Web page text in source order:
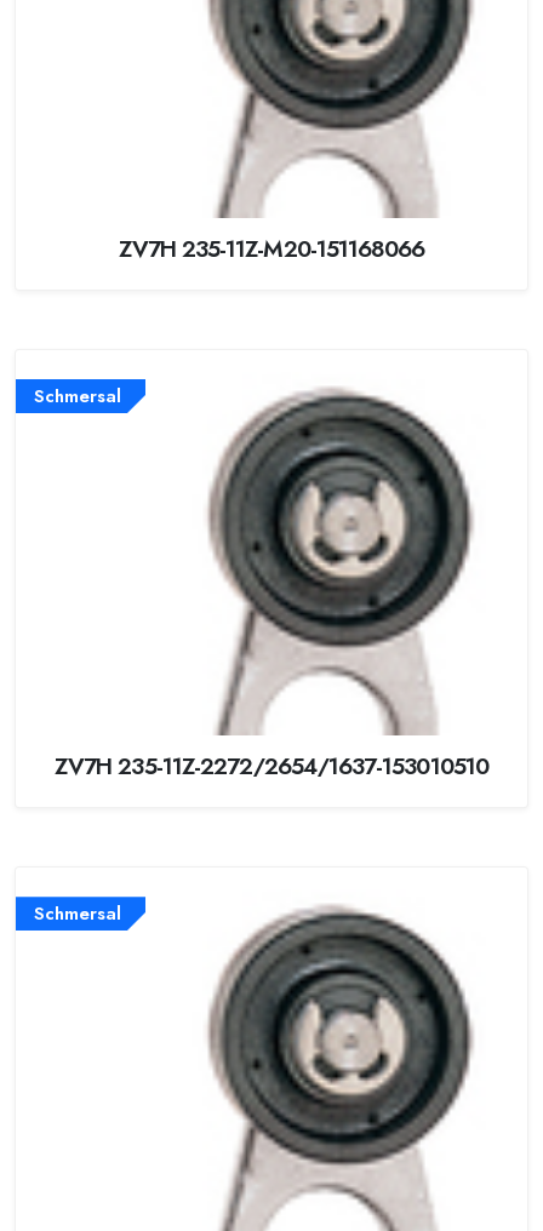
ZV7H 235-11Z-M20-151168066
Schmersal
ZV7H 235-11Z-2272/2654/1637-153010510
Schmersal